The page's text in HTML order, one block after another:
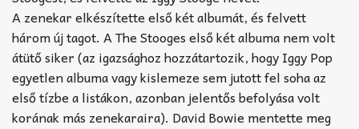
A zenekar elkészítette első két albumát, és felvett
három új tagot. A The Stooges első két albuma nem volt
átütő siker (az igazsághoz hozzátartozik, hogy Iggy Pop
egyetlen albuma vagy kislemeze sem jutott fel soha az
első tízbe a listákon, azonban jelentős befolyása volt
korának más zenekaraira). David Bowie mentette meg